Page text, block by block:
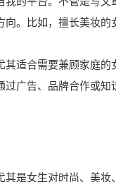
。比如，擅长美妆
其适合需要兼顾家庭
广告、品牌合作或
是女生对时尚、美